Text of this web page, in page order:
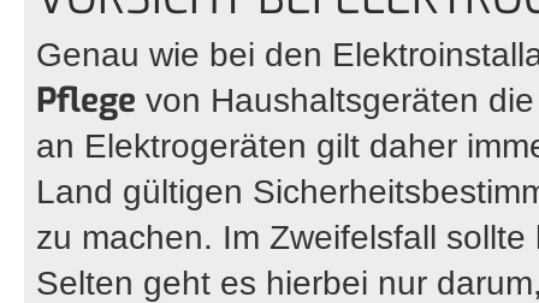
Genau wie bei den
Pflege von Haushaltsgeräten
an Elektrogeräten gilt daher
Land gültigen
zu machen. Im Zweifelsfall
Selten geht es hierbei nur